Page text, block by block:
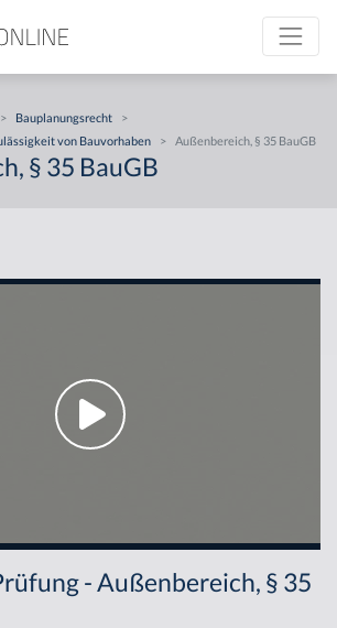
> Bauplanungsrecht
>
von Bauvorhaben
> Außenbereich, § 35 BauGB
§ 35 BauGB
- Außenbereich, § 35